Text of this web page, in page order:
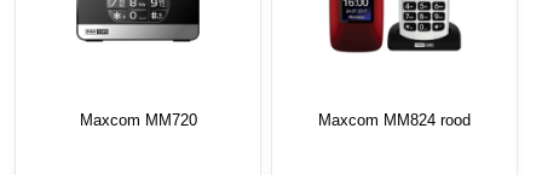
Maxcom MM720 Maxcom MM824 rood